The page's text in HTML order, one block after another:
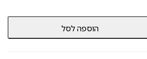
הוספה לסל